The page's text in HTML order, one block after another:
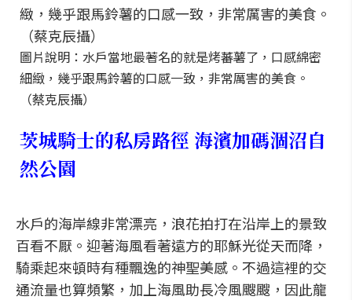
圖片說明：水戶當地最著名的就是烤蕃薯了，口感綿密
細緻，幾乎跟馬鈴薯的口感一致，非常厲害的美食。
（蔡克辰攝）
茨城騎士的私房路徑 海濱加碼涸沼自
然公園
水戶的海岸線非常漂亮，浪花拍打在沿岸上的景致
百看不厭。迎著海風看著遠方的耶穌光從天而降，
騎乘起來頓時有種飄逸的神聖美感。不過這裡的交
通流量也算頻繁，加上海風助長冷風颼颼，因此龍